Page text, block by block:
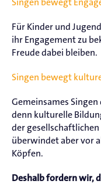
Für Kinder und
ihr Engagement zu
Freude dabei bleiben.
Singen bewegt
Gemeinsames
denn kulturelle
der
überwindet aber vor
Köpfen.
Deshalb fordern wir,